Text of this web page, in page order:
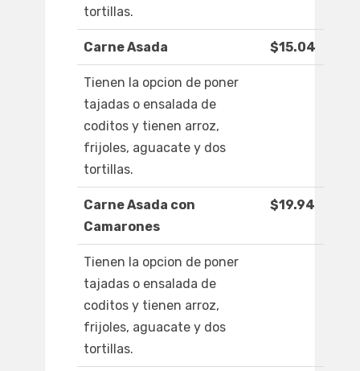
tortillas.
Carne Asada $15.04
Tienen la opcion de poner
tajadas o ensalada de
coditos y tienen arroz,
frijoles, aguacate y dos
tortillas.
Carne Asada con
Camarones
$19.94
Tienen la opcion de poner
tajadas o ensalada de
coditos y tienen arroz,
frijoles, aguacate y dos
tortillas.